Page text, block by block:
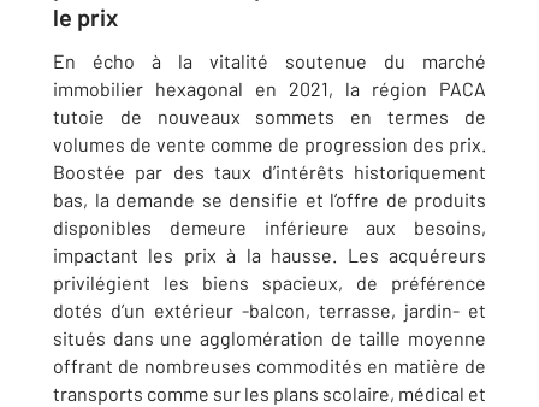
le prix
En écho à la vitalité soutenue du marché
immobilier hexagonal en 2021, la région PACA
tutoie de nouveaux sommets en termes de
volumes de vente comme de progression des prix.
Boostée par des taux d’intérêts historiquement
bas, la demande se densifie et l’offre de produits
disponibles demeure inférieure aux besoins,
impactant les prix à la hausse. Les acquéreurs
privilégient les biens spacieux, de préférence
dotés d’un extérieur -balcon, terrasse, jardin- et
situés dans une agglomération de taille moyenne
offrant de nombreuses commodités en matière de
transports comme sur les plans scolaire, médical et